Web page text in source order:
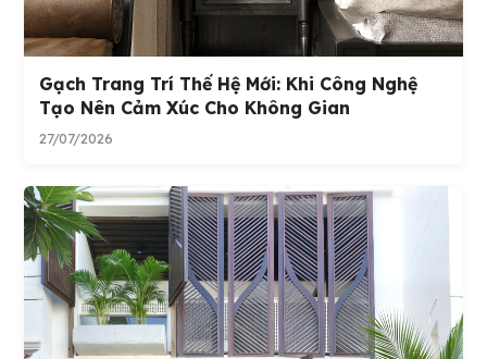
Gạch Trang Trí Thế Hệ Mới: Khi Công Nghệ
Tạo Nên Cảm Xúc Cho Không Gian
27/07/2026